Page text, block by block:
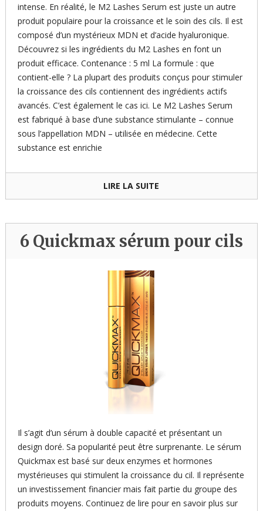
intense. En réalité, le M2 Lashes Serum est juste un autre
produit populaire pour la croissance et le soin des cils. Il est
composé d’un mystérieux MDN et d’acide hyaluronique.
Découvrez si les ingrédients du M2 Lashes en font un
produit efficace. Contenance : 5 ml La formule : que
contient-elle ? La plupart des produits conçus pour stimuler
la croissance des cils contiennent des ingrédients actifs
avancés. C’est également le cas ici. Le M2 Lashes Serum
est fabriqué à base d’une substance stimulante – connue
sous l’appellation MDN – utilisée en médecine. Cette
substance est enrichie
LIRE LA SUITE
6 Quickmax sérum pour cils
Il s’agit d’un sérum à double capacité et présentant un
design doré. Sa popularité peut être surprenante. Le sérum
Quickmax est basé sur deux enzymes et hormones
mystérieuses qui stimulent la croissance du cil. Il représente
un investissement financier mais fait partie du groupe des
produits moyens. Continuez de lire pour en savoir plus sur